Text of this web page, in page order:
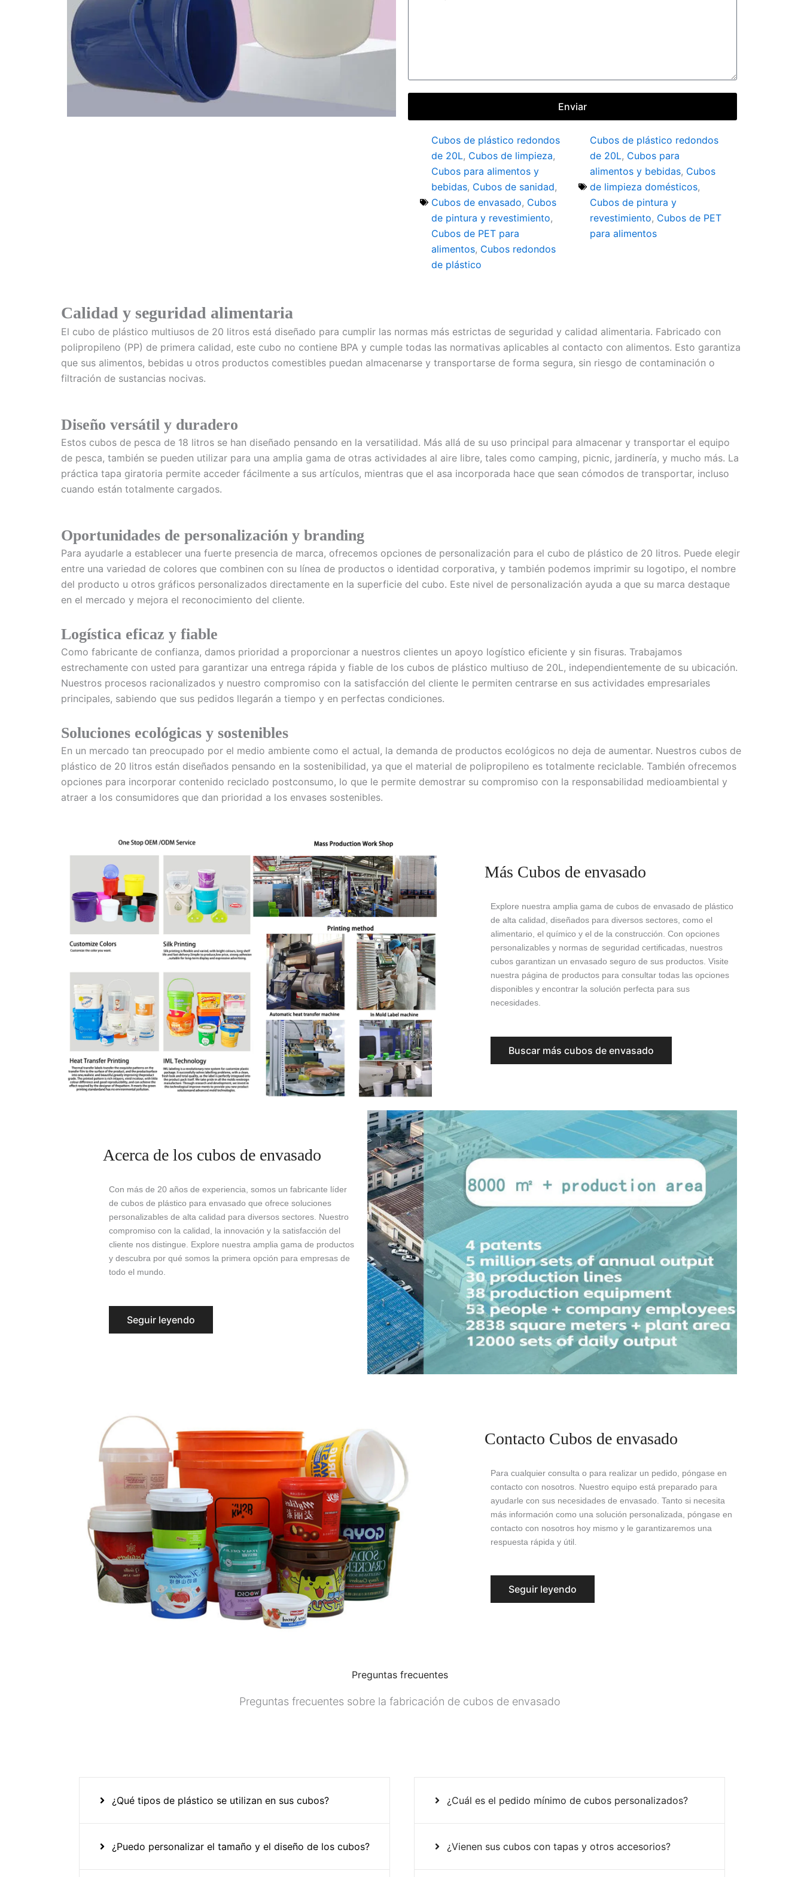
Enviar
Cubos de plástico redondos
de 20L, Cubos de limpieza,
Cubos para alimentos y
bebidas, Cubos de sanidad,
Cubos de envasado, Cubos
de pintura y revestimiento,
Cubos de PET para
alimentos, Cubos redondos
de plástico
Cubos de plástico redondos
de 20L, Cubos para
alimentos y bebidas, Cubos
de limpieza domésticos,
Cubos de pintura y
revestimiento, Cubos de PET
para alimentos
Calidad y seguridad alimentaria
El cubo de plástico multiusos de 20 litros está diseñado para cumplir las normas más estrictas de seguridad y calidad alimentaria. Fabricado con
polipropileno (PP) de primera calidad, este cubo no contiene BPA y cumple todas las normativas aplicables al contacto con alimentos. Esto garantiza
que sus alimentos, bebidas u otros productos comestibles puedan almacenarse y transportarse de forma segura, sin riesgo de contaminación o
filtración de sustancias nocivas.
Diseño versátil y duradero
Estos cubos de pesca de 18 litros se han diseñado pensando en la versatilidad. Más allá de su uso principal para almacenar y transportar el equipo
de pesca, también se pueden utilizar para una amplia gama de otras actividades al aire libre, tales como camping, picnic, jardinería, y mucho más. La
práctica tapa giratoria permite acceder fácilmente a sus artículos, mientras que el asa incorporada hace que sean cómodos de transportar, incluso
cuando están totalmente cargados.
Oportunidades de personalización y branding
Para ayudarle a establecer una fuerte presencia de marca, ofrecemos opciones de personalización para el cubo de plástico de 20 litros. Puede elegir
entre una variedad de colores que combinen con su línea de productos o identidad corporativa, y también podemos imprimir su logotipo, el nombre
del producto u otros gráficos personalizados directamente en la superficie del cubo. Este nivel de personalización ayuda a que su marca destaque
en el mercado y mejora el reconocimiento del cliente.
Logística eficaz y fiable
Como fabricante de confianza, damos prioridad a proporcionar a nuestros clientes un apoyo logístico eficiente y sin fisuras. Trabajamos
estrechamente con usted para garantizar una entrega rápida y fiable de los cubos de plástico multiuso de 20L, independientemente de su ubicación.
Nuestros procesos racionalizados y nuestro compromiso con la satisfacción del cliente le permiten centrarse en sus actividades empresariales
principales, sabiendo que sus pedidos llegarán a tiempo y en perfectas condiciones.
Soluciones ecológicas y sostenibles
En un mercado tan preocupado por el medio ambiente como el actual, la demanda de productos ecológicos no deja de aumentar. Nuestros cubos de
plástico de 20 litros están diseñados pensando en la sostenibilidad, ya que el material de polipropileno es totalmente reciclable. También ofrecemos
opciones para incorporar contenido reciclado postconsumo, lo que le permite demostrar su compromiso con la responsabilidad medioambiental y
atraer a los consumidores que dan prioridad a los envases sostenibles.
Más Cubos de envasado
Explore nuestra amplia gama de cubos de envasado de plástico
de alta calidad, diseñados para diversos sectores, como el
alimentario, el químico y el de la construcción. Con opciones
personalizables y normas de seguridad certificadas, nuestros
cubos garantizan un envasado seguro de sus productos. Visite
nuestra página de productos para consultar todas las opciones
disponibles y encontrar la solución perfecta para sus
necesidades.
Buscar más cubos de envasado
Acerca de los cubos de envasado
Con más de 20 años de experiencia, somos un fabricante líder
de cubos de plástico para envasado que ofrece soluciones
personalizables de alta calidad para diversos sectores. Nuestro
compromiso con la calidad, la innovación y la satisfacción del
cliente nos distingue. Explore nuestra amplia gama de productos
y descubra por qué somos la primera opción para empresas de
todo el mundo.
Seguir leyendo
Contacto Cubos de envasado
Para cualquier consulta o para realizar un pedido, póngase en
contacto con nosotros. Nuestro equipo está preparado para
ayudarle con sus necesidades de envasado. Tanto si necesita
más información como una solución personalizada, póngase en
contacto con nosotros hoy mismo y le garantizaremos una
respuesta rápida y útil.
Seguir leyendo
Preguntas frecuentes
Preguntas frecuentes sobre la fabricación de cubos de envasado
¿Qué tipos de plástico se utilizan en sus cubos?
¿Puedo personalizar el tamaño y el diseño de los cubos?
¿Cuál es el pedido mínimo de cubos personalizados?
¿Vienen sus cubos con tapas y otros accesorios?